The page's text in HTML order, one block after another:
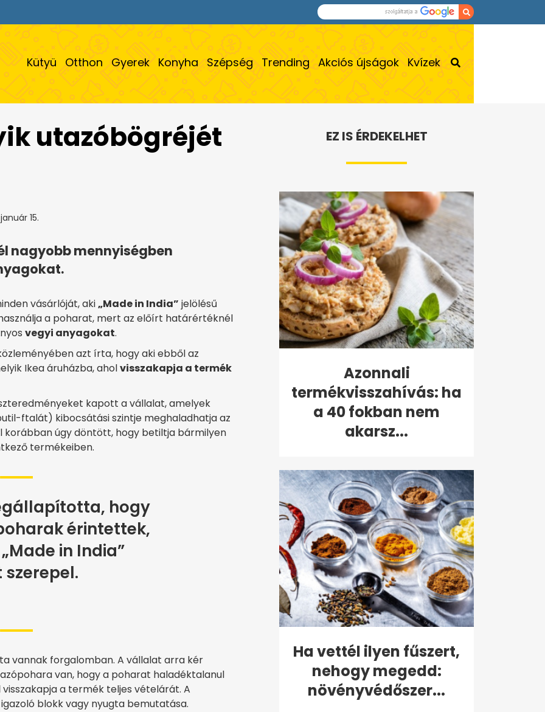
Kütyü Otthon Gyerek Konyha Szépség Trending Akciós újságok Kvízek
utazóbögréjét
15.
nagyobb mennyiségben
vásárlóját, aki„Made in India” jelölésű
a poharat, mert az előírt határértéknél
vegyi anyagokat.
azt írta, hogy aki ebből az
Ikea áruházba, aholvisszakapja a termék
kapott a vállalat, amelyek
ftalát) kibocsátási szintje meghaladhatja az
úgy döntött, hogy betiltja bármilyen
termékeiben.
hogy
érintettek,
in India”
vannak forgalomban. A vállalat arra kér
van, hogy a poharat haladéktalanul
visszakapja a termék teljes vételárát. A
blokk vagy nyugta bemutatása.
EZ IS ÉRDEKELHET
Azonnali
termékvisszahívás: ha
a 40 fokban nem
akarsz...
Ha vettél ilyen fűszert,
nehogy megedd:
növényvédőszer...